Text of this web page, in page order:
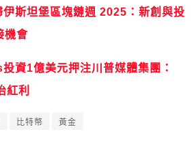
斯坦堡區塊鏈週 2025：新創與投
機會
資1億美元押注川普媒體集團：
紅利
比特幣 黃金